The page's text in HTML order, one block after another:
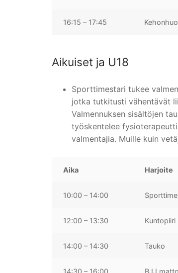
16:15 – 17:45
Aikuiset ja U18
Sporttimestari tukee
jotka tutkitusti vähentävät
Valmennuksen sisältöjen
työskentelee
valmentajia. Muille kuin
Aika Harjoite
10:00 – 14:00
12:00 – 13:30 Kuntopiiri
14:00 – 14:30 Tauko
14:30 – 16:00 BJJ